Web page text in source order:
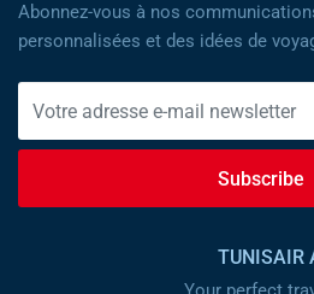
Abonnez-vous à nos
personnalisées et des idées de
Subscribe
TUNISAIR